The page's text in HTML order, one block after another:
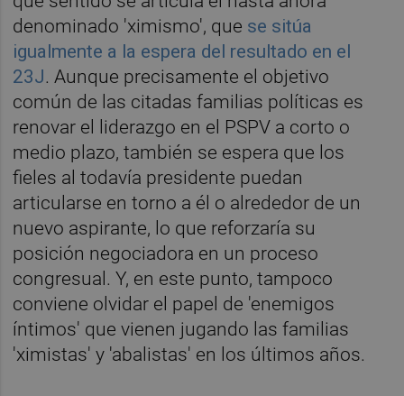
denominado 'ximismo', que se sitúa
igualmente a la espera del resultado en el
23J. Aunque precisamente el objetivo
común de las citadas familias políticas es
renovar el liderazgo en el PSPV a corto o
medio plazo, también se espera que los
fieles al todavía presidente puedan
articularse en torno a él o alrededor de un
nuevo aspirante, lo que reforzaría su
posición negociadora en un proceso
congresual. Y, en este punto, tampoco
conviene olvidar el papel de 'enemigos
íntimos' que vienen jugando las familias
'ximistas' y 'abalistas' en los últimos años.